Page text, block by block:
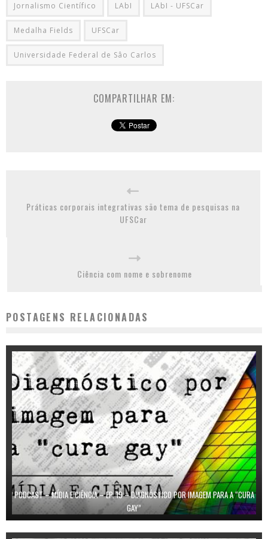
Jornalismo Científico LAbI LAbI - UFSCar
Medalha Fields UFSCar
Universidade Federal de Sâo Carlos
COMPARTILHAR EM:
Práticas corporais integrativas são tema de pesquisas na
UFSCar
Ciência com nome e sobrenome
POSTAGENS RELACIONADAS
PODCAST – MÍDIA E CIÊNCIA – EP. 19 – DIAGNÓSTICO POR IMAGEM PARA A “CURA
GAY”